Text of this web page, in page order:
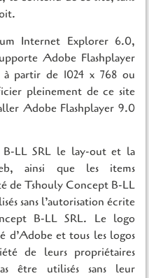
Internet Explorer 6.0,
Adobe Flashplayer
partir de 1024 x 768 ou
pleinement de ce site
Adobe Flashplayer 9.0
LL SRL le lay-out et la
ainsi que les items
de Tshouly Concept B-LL
sans l’autorisation écrite
B-LL SRL. Le logo
d’Adobe et tous les logos
de leurs propriétaires
être utilisés sans leur